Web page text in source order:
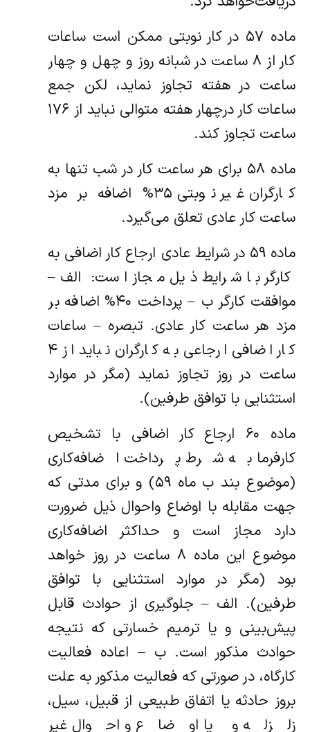
ماده ۵۷ در کار نوبتی ممکن است ساعات
کار از ۸ ساعت در شبانه روز و چهل و چهار
ساعت در هفته تجاوز نماید، لکن جمع
ساعات کار در‌چهار هفته متوالی نباید از ۱۷۶
ساعت تجاوز کند.
ماده ۵۸ برای هر ساعت کار در شب تنها به
کارگران غیر نوبتی ۳۵% اضافه بر مزد
ساعت کار عادی تعلق می‌گیرد.
ماده ۵۹ در شرایط عادی ارجاع کار اضافی به
کارگر با شرایط ذیل مجاز است: ‌الف –
موافقت کارگر ب – پرداخت ۴۰% اضافه بر
مزد هر ساعت کار عادی. ‌تبصره – ساعات
کار اضافی ارجاعی به کارگران نباید از ۴
ساعت در روز تجاوز نماید (‌مگر در موارد
استثنایی با توافق طرفین).
ماده ۶۰ ارجاع کار اضافی با تشخیص
کارفرما به شرط پرداخت اضافه‌کاری
(‌موضوع بند ب ماه ۵۹) و برای مدتی که
جهت مقابله با اوضاع و‌احوال ذیل ضرورت
دارد مجاز است و حداکثر اضافه‌کاری
موضوع این ماده ۸ ساعت در روز خواهد
بود (‌مگر در موارد استثنایی با توافق
طرفین). ‌الف – جلوگیری از حوادث قابل
پیش‌بینی و یا ترمیم خسارتی که نتیجه
حوادث مذکور است. ب – اعاده فعالیت
کارگاه، در صورتی که فعالیت مذکور به علت
بروز حادثه یا اتفاق طبیعی از قبیل، سیل،
زلزله و یا اوضاع و احوال غیر